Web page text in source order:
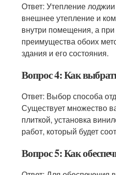
Ответ: Утепление
внешнее утепление и
внутри помещения, а
преимущества обоих
здания и его состояния.
Вопрос 4: Как
Ответ: Выбор способа
Существует множество
плиткой, установка
работ, который будет
Вопрос 5: Как